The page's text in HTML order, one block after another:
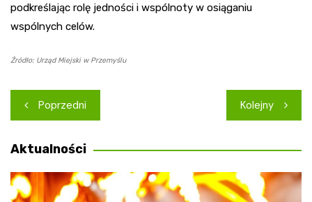
podkreślając rolę jedności i wspólnoty w osiąganiu
wspólnych celów.
Źródło: Urząd Miejski w Przemyślu
Nawigacja
wpisu
Poprzedni Kolejny
Aktualności